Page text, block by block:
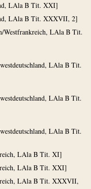
LAla B Tit. XXI]
LAla B Tit. XXXVII, 2]
Westfrankreich, LAla B Tit.
LAla B Tit.
LAla B Tit.
LAla B Tit.
LAla B Tit. XI]
LAla B Tit. XXI]
LAla B Tit. XXXVII,